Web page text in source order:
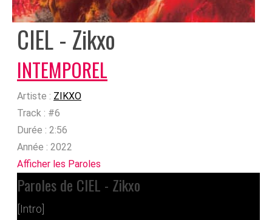
CIEL - Zikxo
INTEMPOREL
Artiste : ZIKXO
Track : #6
Durée : 2:56
Année : 2022
Afficher les Paroles
Paroles de CIEL - Zikxo
[Intro]